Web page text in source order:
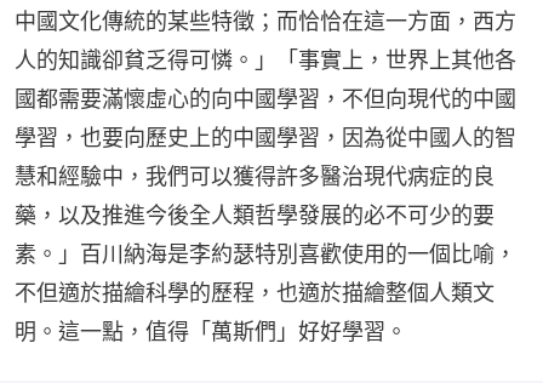
中國文化傳統的某些特徵；而恰恰在這一方面，西方
人的知識卻貧乏得可憐。」「事實上，世界上其他各
國都需要滿懷虛心的向中國學習，不但向現代的中國
學習，也要向歷史上的中國學習，因為從中國人的智
慧和經驗中，我們可以獲得許多醫治現代病症的良
藥，以及推進今後全人類哲學發展的必不可少的要
素。」百川納海是李約瑟特別喜歡使用的一個比喻，
不但適於描繪科學的歷程，也適於描繪整個人類文
明。這一點，值得「萬斯們」好好學習。